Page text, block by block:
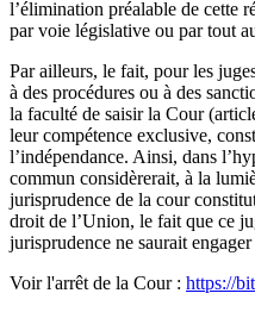
l’élimination préalable de cette
par voie législative ou par tout
Par ailleurs, le fait, pour les
à des procédures ou à des
la faculté de saisir la Cour
leur compétence exclusive,
l’indépendance. Ainsi, dans
commun considèrerait, à la
jurisprudence de la cour
droit de l’Union, le fait que ce
jurisprudence ne saurait
Voir l'arrêt de la Cour : https://